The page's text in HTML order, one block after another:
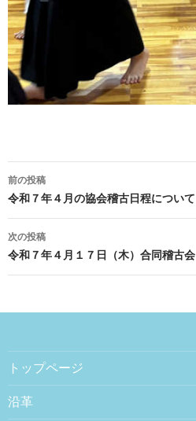
投稿ナビゲーション
前の投稿
令和７年４月の協会稽古日程について
次の投稿
令和７年４月１７日（木）合同稽古会
トップページ
沿革